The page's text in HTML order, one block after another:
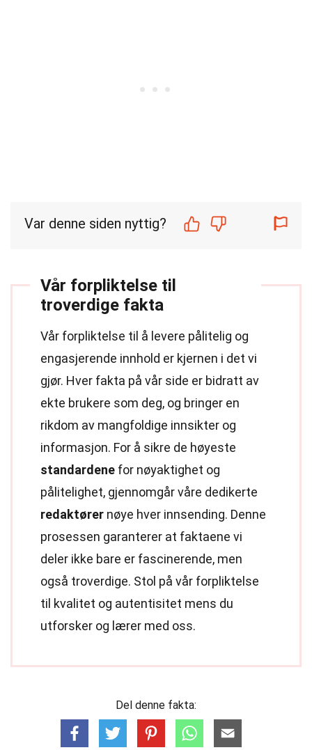
Var denne siden nyttig?
Vår forpliktelse til
troverdige fakta
Vår forpliktelse til å levere pålitelig og
engasjerende innhold er kjernen i det vi
gjør. Hver fakta på vår side er bidratt av
ekte brukere som deg, og bringer en
rikdom av mangfoldige innsikter og
informasjon. For å sikre de høyeste
standardene for nøyaktighet og
pålitelighet, gjennomgår våre dedikerte
redaktører nøye hver innsending. Denne
prosessen garanterer at faktaene vi
deler ikke bare er fascinerende, men
også troverdige. Stol på vår forpliktelse
til kvalitet og autentisitet mens du
utforsker og lærer med oss.
Del denne fakta: